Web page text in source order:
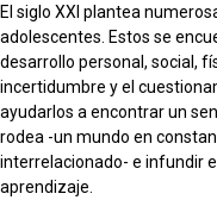
El siglo XXI plantea
adolescentes. Estos se
desarrollo personal, social,
incertidumbre y el
ayudarlos a encontrar un
rodea -un mundo en
interrelacionado- e infundir
aprendizaje.